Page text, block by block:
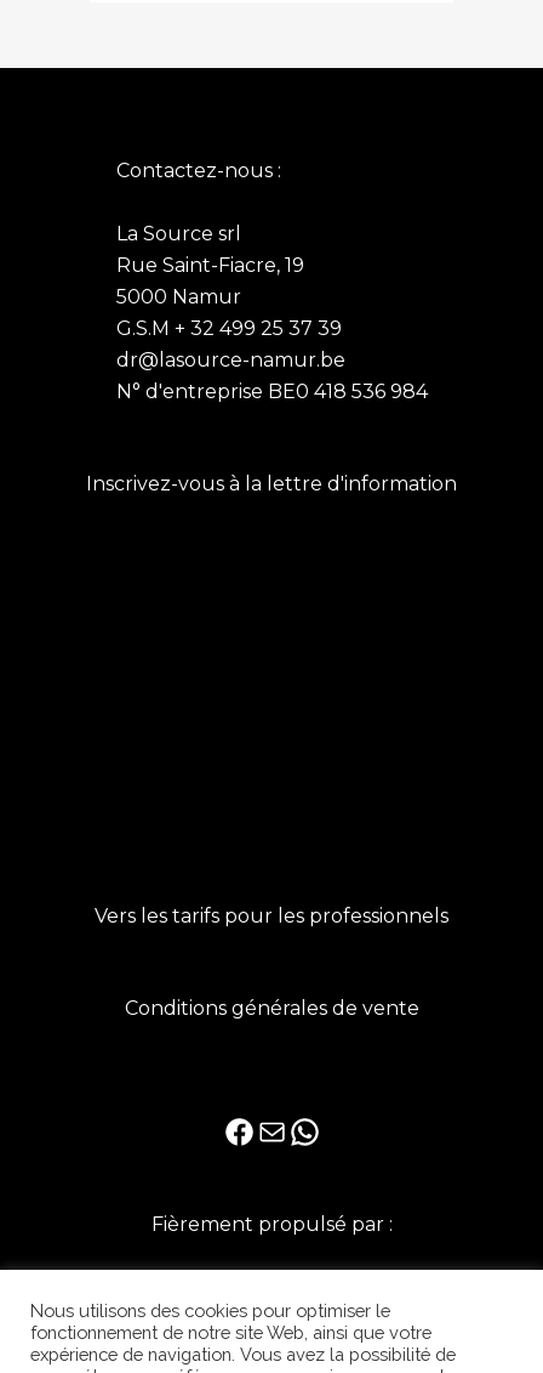
Contactez-nous :
La Source srl
Rue Saint-Fiacre, 19
5000 Namur
G.S.M + 32 499 25 37 39
dr@lasource-namur.be
N° d'entreprise BE0 418 536 984
Inscrivez-vous à la lettre d'information
Vers les tarifs pour les professionnels
Conditions générales de vente
Facebook
E-mailWhatsApp
Fièrement propulsé par :
Nous utilisons des cookies pour optimiser le
fonctionnement de notre site Web, ainsi que votre
expérience de navigation. Vous avez la possibilité de